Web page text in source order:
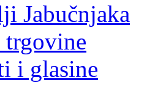
Jabučnjaka
i glasine